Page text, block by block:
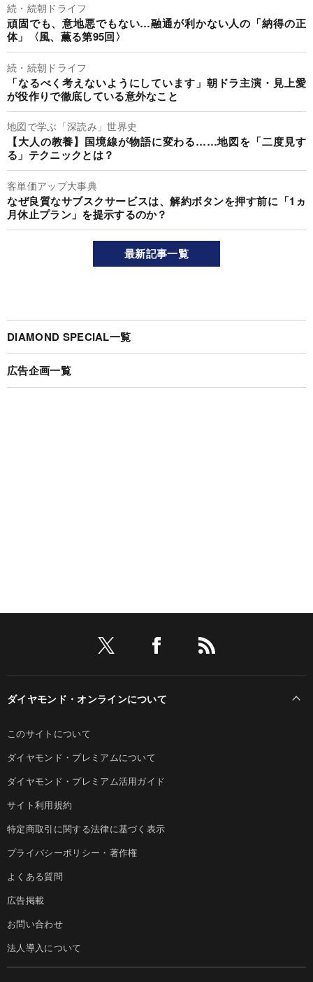
続・続朝ドライフ
頑固でも、意地悪でもない…融通が利かない人の「納得の正
体」〈風、薫る第95回〉
続・続朝ドライフ
「なるべく考えないようにしています」朝ドラ主演・見上愛
が役作りで徹底している意外なこと
地図で学ぶ「深読み」世界史
【大人の教養】国境線が物語に変わる……地図を「二度見す
る」テクニックとは？
客単価アップ大事典
なぜ良質なサブスクサービスは、解約ボタンを押す前に「1ヵ
月休止プラン」を提示するのか？
最新記事一覧
DIAMOND SPECIAL一覧
広告企画一覧
ダイヤモンド・オンラインについて
このサイトについて
ダイヤモンド・プレミアムについて
ダイヤモンド・プレミアム活用ガイド
サイト利用規約
特定商取引に関する法律に基づく表示
プライバシーポリシー・著作権
よくある質問
広告掲載
お問い合わせ
法人導入について